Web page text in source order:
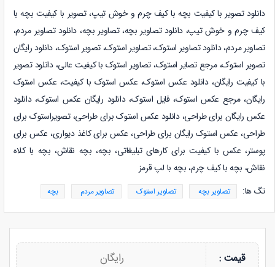
دانلود تصویر با کیفیت بچه با کیف چرم و خوش تیپ،تصویر با کیفیت بچه با
کیف چرم و خوش تیپ، دانلودتصاویر بچه،تصاویر بچه، دانلودتصاویر مردم،
تصاویر مردم،دانلودتصاویر استوک،تصاویر استوک، تصویر استوک، دانلود رایگان
تصویر استوک، مرجع تصایر استوک، تصاویر استوک با کیفیت عالی، دانلود تصویر
با کیفیت رایگان، دانلود عکس استوک، عکس استوک با کیفیت، عکس استوک
رایگان، مرجع عکس استوک، فایل استوک، دانلود رایگان عکس استوک، دانلود
عکس رایگان برای طراحی، دانلود عکس استوک برای طراحی، تصویراستوک برای
طراحی، عکس استوک رایگان برای طراحی، عکس برای کاغذ دیواری، عکس برای
پوستر، عکس با کیفیت برای کارهای تبلیغاتی، بچه، بچه نقاش، بچه با کلاه
نقاش، بچه با کیف چرم، بچه با لپ قرمز
تگ ها:
تصاویر بچه تصاویر استوک تصاویر مردم بچه
قیمت : رایگان